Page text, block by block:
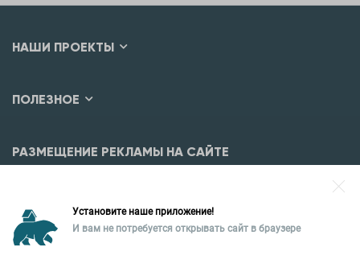
НАШИ ПРОЕКТЫ
ПОЛЕЗНОЕ
РАЗМЕЩЕНИЕ РЕКЛАМЫ НА САЙТЕ
Уральская палата недвижимости
620026, Екатеринбург,
Установите наше приложение!
И вам не потребуется открывать сайт в браузере